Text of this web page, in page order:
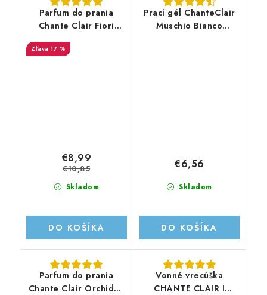
Parfum do prania
Chante Clair Fiori
Arancio di Narciso
220ML
17 %
Skladom
€8,99
€10,85
DO KOŠÍKA
Prací gél ChanteClair
Muschio Bianco
Skladom
€6,56
DO KOŠÍKA
Parfum do prania
Chante Clair Orchidea
Vonné vrecúška
CHANTE CLAIR I